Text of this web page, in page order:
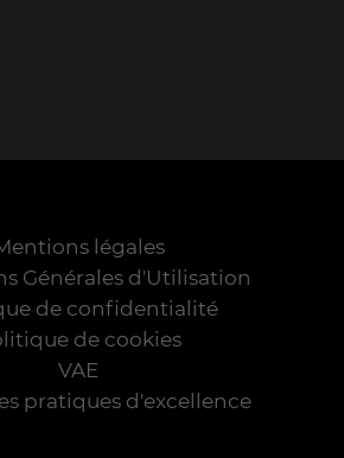
légales
Générales d'Utilisation
de confidentialité
de cookies
VAE
pratiques d'excellence